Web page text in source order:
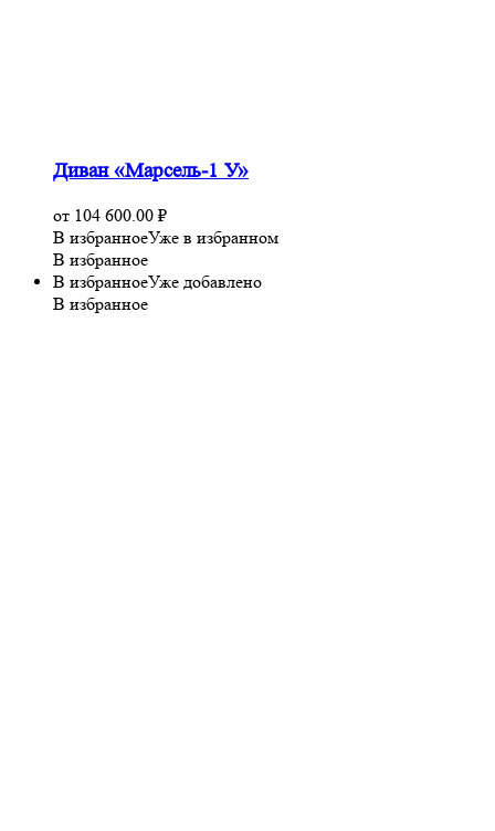
Диван «Марсель-1 У»
от 104 600.00 ₽
В избранноеУже в избранном
В избранное
В избранноеУже добавлено
В избранное